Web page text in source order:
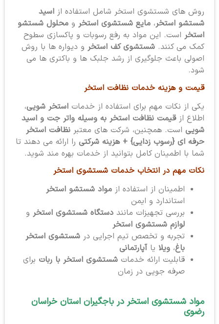
روش های شستشوی استخر شامل استفاده از اسید
شستشو استخر، مایع شستشوی استخرو محلول شستشو
استخراست. این مواد به رفع رسوبات و پاکسازی سطوح
کمک می کنند. شستشوی کف استخرو دیواره ها با روش
اصولی باعث جلوگیری از رشد جلبک ها و باکتری ها می
شود.
قیمت و هزینه خدمات نظافت استخر
یکی از نکات مهم برای استفاده از خدمات استخر شویی،
اطلاع از قیمت نظافت استخر به وسیله واتر جت و اسید
شوییاست. همچنین، شرکت های معتبر نظافت استخر
حرفه ای {رسوب زدایی} + هزینه شرکتیرا ارائه می دهند تا
شما با اطمینان کامل بتوانید از خدمات بهره مند شوید.
نکات مهم در انتخاب خدمات شستشوی استخر
اطمینان از استفاده از مواد شستشو استخر
استاندارد و ایمن
بررسی تجهیزات مانند دستگاه شستشوی استخرو
لوازم شستشوی استخر
تجربه و تخصص تیم اجرایی در شستشوی استخر
باغ، ویلایا آپارتمانی
قابلیت ارائه خدمات شستشوی استخر با رباتبرای
صرفه جویی در زمان
مواد شستشوی استخر در باجگیران استان خراسان
رضوی